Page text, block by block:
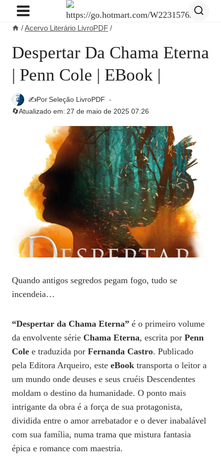
Pular
Conteúdo
/Acervo Literário LivroPDF /
Despertar Da Chama Eterna
| Penn Cole | EBook |
✍️PorSeleção LivroPDF
🔄Atualizado em: 27 de maio de 2025 07:26
Quando antigos segredos pegam fogo, tudo se
incendeia…
“Despertar da Chama Eterna” é o primeiro volume
da envolvente série Chama Eterna, escrita por Penn
Cole e traduzida por Fernanda Castro. Publicado
pela Editora Arqueiro, este eBook transporta o leitor a
um mundo onde deuses e seus cruéis Descendentes
moldam o destino da humanidade. O ponto mais
intrigante da obra é a força de sua protagonista,
dividida entre o amor arrebatador e o dever inabalável
com sua família, numa trama que mistura fantasia
épica e romance com maestria.